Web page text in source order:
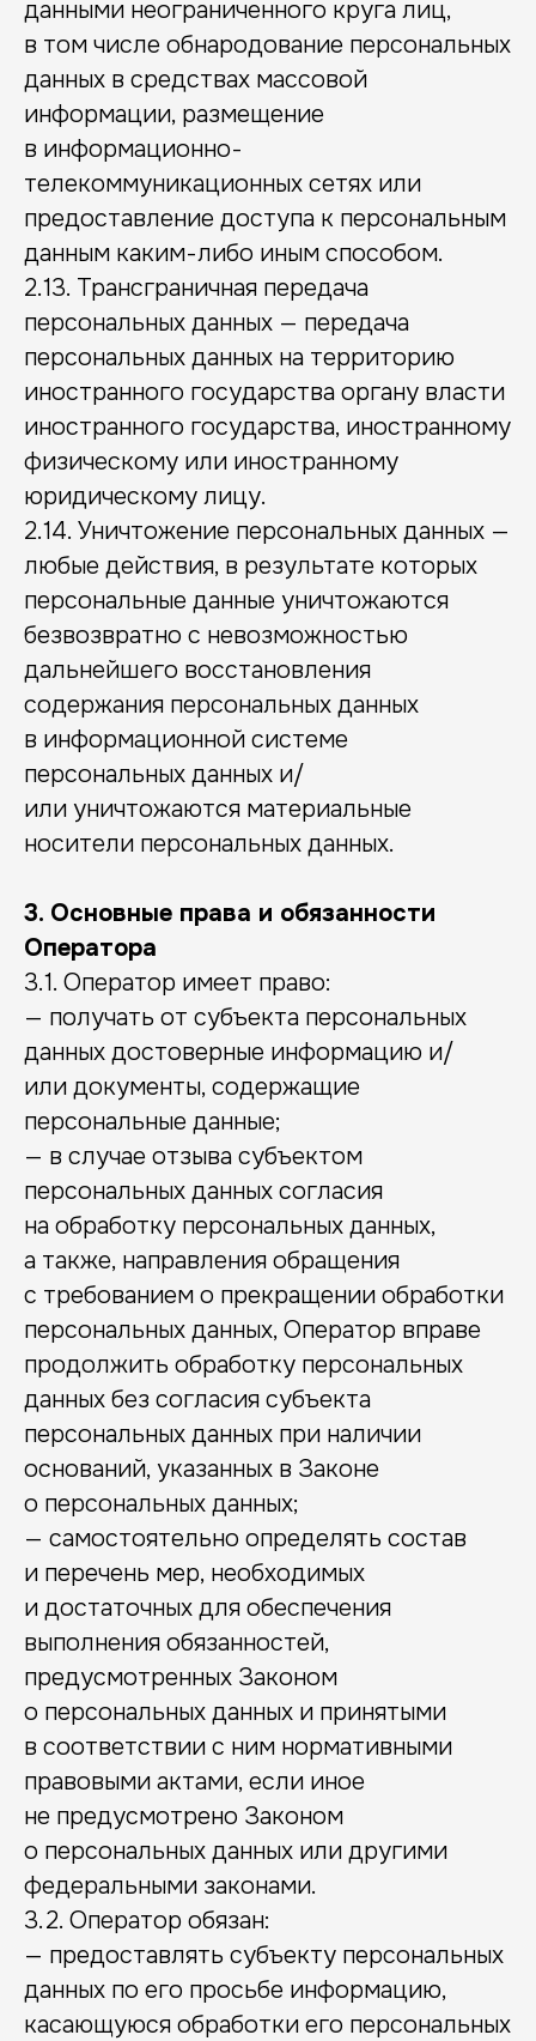
данными неограниченного круга лиц,
в том числе обнародование персональных
данных в средствах массовой
информации, размещение
в информационно-
телекоммуникационных сетях или
предоставление доступа к персональным
данным каким-либо иным способом.
2.13. Трансграничная передача
персональных данных — передача
персональных данных на территорию
иностранного государства органу власти
иностранного государства, иностранному
физическому или иностранному
юридическому лицу.
2.14. Уничтожение персональных данных —
любые действия, в результате которых
персональные данные уничтожаются
безвозвратно с невозможностью
дальнейшего восстановления
содержания персональных данных
в информационной системе
персональных данных и/
или уничтожаются материальные
носители персональных данных.
3. Основные права и обязанности
Оператора
3.1. Оператор имеет право:
— получать от субъекта персональных
данных достоверные информацию и/
или документы, содержащие
персональные данные;
— в случае отзыва субъектом
персональных данных согласия
на обработку персональных данных,
а также, направления обращения
с требованием о прекращении обработки
персональных данных, Оператор вправе
продолжить обработку персональных
данных без согласия субъекта
персональных данных при наличии
оснований, указанных в Законе
о персональных данных;
— самостоятельно определять состав
и перечень мер, необходимых
и достаточных для обеспечения
выполнения обязанностей,
предусмотренных Законом
о персональных данных и принятыми
в соответствии с ним нормативными
правовыми актами, если иное
не предусмотрено Законом
о персональных данных или другими
федеральными законами.
3.2. Оператор обязан:
— предоставлять субъекту персональных
данных по его просьбе информацию,
касающуюся обработки его персональных